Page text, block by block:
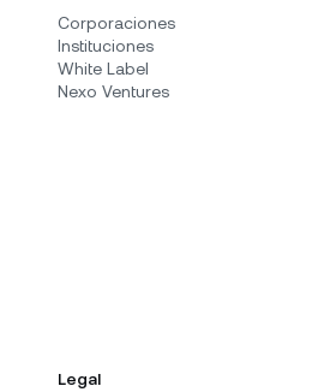
Corporaciones
Instituciones
White Label
Nexo Ventures
Legal